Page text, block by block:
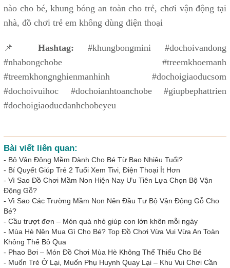
nào cho bé, khung bóng an toàn cho trẻ, chơi vận động tại
nhà, đồ chơi trẻ em không dùng điện thoại
📌 Hashtag: #khungbongmini #dochoivandong
#nhabongchobe #treemkhoemanh
#treemkhongnghienmanhinh #dochoigiaoducsom
#dochoivuihoc #dochoianhtoanchobe #giupbephattrien
#dochoigiaoducdanhchobeyeu
Bài viết liên quan:
- Bộ Vận Động Mềm Dành Cho Bé Từ Bao Nhiêu Tuổi?
- Bí Quyết Giúp Trẻ 2 Tuổi Xem Tivi, Điện Thoại Ít Hơn
- Vì Sao Đồ Chơi Mầm Non Hiện Nay Ưu Tiên Lựa Chọn Bộ Vận
Động Gỗ?
- Vì Sao Các Trường Mầm Non Nên Đầu Tư Bộ Vận Động Gỗ Cho
Bé?
- Cầu trượt đơn – Món quà nhỏ giúp con lớn khôn mỗi ngày
- Mùa Hè Nên Mua Gì Cho Bé? Top Đồ Chơi Vừa Vui Vừa An Toàn
Không Thể Bỏ Qua
- Phao Bơi – Món Đồ Chơi Mùa Hè Không Thể Thiếu Cho Bé
- Muốn Trẻ Ở Lại, Muốn Phụ Huynh Quay Lại – Khu Vui Chơi Cần